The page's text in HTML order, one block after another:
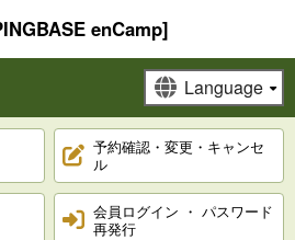
enCamp]
予約確認・変更・キャンセ
ル
会員ログイン ・ パスワード
再発行